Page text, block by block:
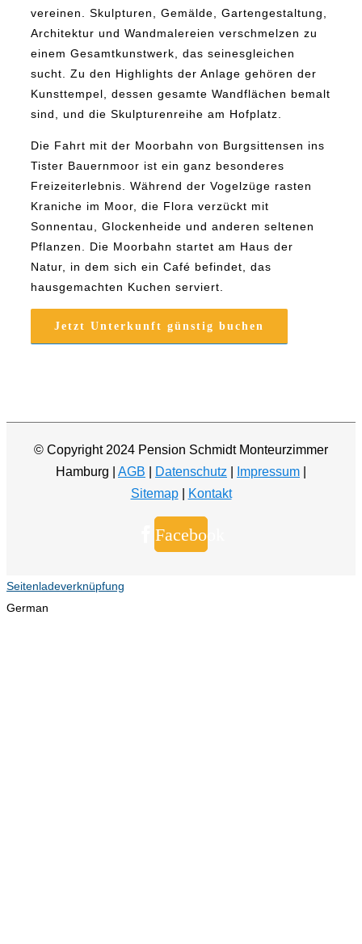
vereinen. Skulpturen, Gemälde, Gartengestaltung,
Architektur und Wandmalereien verschmelzen zu
einem Gesamtkunstwerk, das seinesgleichen
sucht. Zu den Highlights der Anlage gehören der
Kunsttempel, dessen gesamte Wandflächen bemalt
sind, und die Skulpturenreihe am Hofplatz.
Die Fahrt mit der Moorbahn von Burgsittensen ins
Tister Bauernmoor ist ein ganz besonderes
Freizeiterlebnis. Während der Vogelzüge rasten
Kraniche im Moor, die Flora verzückt mit
Sonnentau, Glockenheide und anderen seltenen
Pflanzen. Die Moorbahn startet am Haus der
Natur, in dem sich ein Café befindet, das
hausgemachten Kuchen serviert.
Jetzt Unterkunft günstig buchen
© Copyright 2024 Pension Schmidt Monteurzimmer
Hamburg | AGB Datenschutz Impressum
Sitemap| Kontakt
Facebook
Seitenladeverknüpfung
German